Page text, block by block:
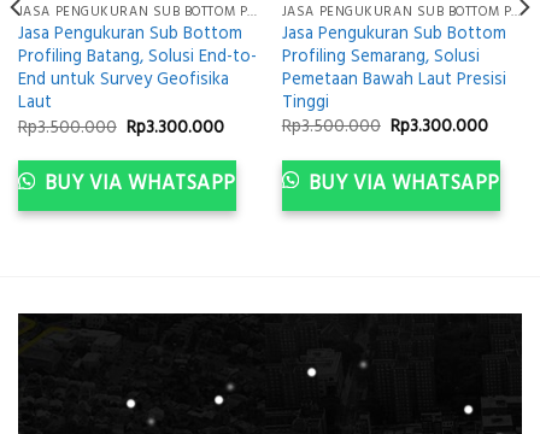
JASA PENGUKURAN SUB BOTTOM PROFILING
Jasa Pengukuran Sub Bottom
Profiling Batang, Solusi End-to-
End untuk Survey Geofisika
Laut
Rp3.500.000 Original
price
was:
Rp3.500.000.
Rp3.300.000Current
is:
Rp3.300.000.
BUY VIA WHATSAPP
JASA PENGUKURAN SUB BOTTOM PROFILING
Jasa Pengukuran Sub Bottom
Profiling Semarang, Solusi
Pemetaan Bawah Laut Presisi
Tinggi
Rp3.500.000 Original
price
was:
Rp3.500.000.
Rp3.300.000
is:
BUY VIA WHATSAPP